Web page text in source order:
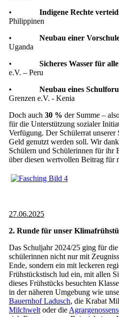
• Indigene Rechte
Philippinen
• Neubau einer
Uganda
• Sicheres Wasser für alle
e.V. – Peru
• Neubau eines
Grenzen e.V. - Kenia
Doch auch 30 % der Summe –
für die Unterstützung sozialer
Verfügung. Der Schülerrat unserer
Geld genutzt werden soll. Wir
Schülern und Schülerinnen für ihr
über diesen wertvollen Beitrag für
27.06.2025
2. Runde für unser
Das Schuljahr 2024/25 ging für
schülerinnen nicht nur mit
Ende, sondern ein mit leckeren
Frühstückstisch lud ein, mit allen
dieses Frühstücks besuchten
in der näheren Umgebung wie
Bauernhof Ladusch, die Krabat
Milchwelt oder die